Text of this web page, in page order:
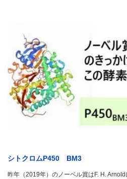
シトクロムP450 BM3
昨年（2019年）のノーベル賞はF. H.